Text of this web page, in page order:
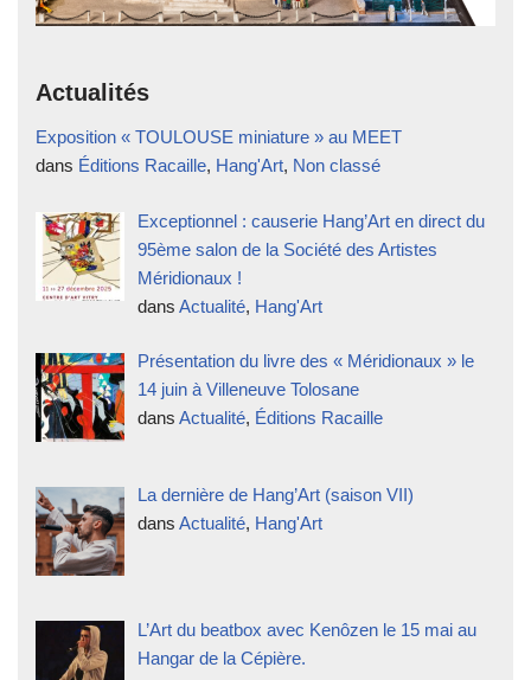
Actualités
Exposition « TOULOUSE miniature » au MEET
dans Éditions Racaille, Hang'Art, Non classé
Exceptionnel : causerie Hang’Art en direct du
95ème salon de la Société des Artistes
Méridionaux !
dansActualité, Hang'Art
Présentation du livre des « Méridionaux » le
14 juin à Villeneuve Tolosane
dansActualité, Éditions Racaille
La dernière de Hang’Art (saison VII)
dansActualité, Hang'Art
L’Art du beatbox avec Kenôzen le 15 mai au
Hangar de la Cépière.